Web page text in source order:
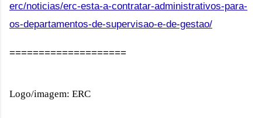
erc/noticias/erc-esta-a-contratar-administrativos-para-
os-departamentos-de-supervisao-e-de-gestao/
====================
Logo/imagem: ERC